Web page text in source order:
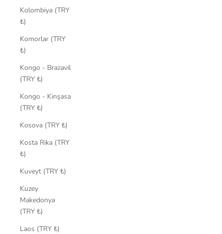
Kolombiya (TRY
₺)
Komorlar (TRY
₺)
Kongo - Brazavil
(TRY ₺)
Kongo - Kinşasa
(TRY ₺)
Kosova (TRY ₺)
Kosta Rika (TRY
₺)
Kuveyt (TRY ₺)
Kuzey
Makedonya
(TRY ₺)
Laos (TRY ₺)